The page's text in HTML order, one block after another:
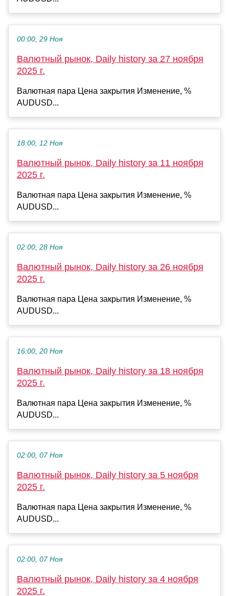
00:00, 29 Ноя
Валютный рынок, Daily history за 27 ноября
2025 г.
Валютная пара Цена закрытия Изменение, %
AUDUSD...
18:00, 12 Ноя
Валютный рынок, Daily history за 11 ноября
2025 г.
Валютная пара Цена закрытия Изменение, %
AUDUSD...
02:00, 28 Ноя
Валютный рынок, Daily history за 26 ноября
2025 г.
Валютная пара Цена закрытия Изменение, %
AUDUSD...
16:00, 20 Ноя
Валютный рынок, Daily history за 18 ноября
2025 г.
Валютная пара Цена закрытия Изменение, %
AUDUSD...
02:00, 07 Ноя
Валютный рынок, Daily history за 5 ноября
2025 г.
Валютная пара Цена закрытия Изменение, %
AUDUSD...
02:00, 07 Ноя
Валютный рынок, Daily history за 4 ноября
2025 г.